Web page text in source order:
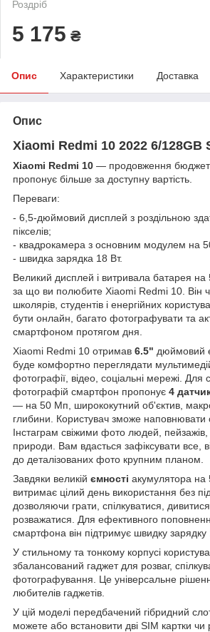
Роздріб
5 175 ₴
Опис Характеристики Доставка
Опис
Xiaomi Redmi 10 2022 6/128GB
Xiaomi Redmi 10 — продовження
пропонує більше за доступну вартість.
Переваги:
- 6,5-дюймовий дисплей з роздільною
пікселів;
- квадрокамера з основним модулем на
- швидка зарядка 18 Вт.
Великий дисплей і витривала батарея
за що ви полюбите Xiaomi Redmi 10. Він
школярів, студентів і енергійних
бути онлайн, багато фотографувати та
смартфоном протягом дня.
Xiaomi Redmi 10 отримав 6.5" дюймовий
буде комфортно переглядати
фотографії, відео, соціальні мережі. Для
фотографій смартфон пропонує 4
— на 50 Мп, ширококутний об'єктив,
глибини. Користувач зможе наповнювати
Інстаграм свіжими фото людей, пейзажів,
природи. Вам вдасться зафіксувати все,
до деталізованих фото крупним планом.
Завдяки великій ємності акумулятора
витримає цілий день використання без
дозволяючи грати, спілкуватися,
розважатися. Для ефективного
смартфона він підтримує швидку зарядку
У стильному та тонкому корпусі
збалансований гаджет для розваг,
фотографування. Це універсальне
любителів гаджетів.
У цій моделі передбачений гібридний
можете або встановити дві SIM картки чи